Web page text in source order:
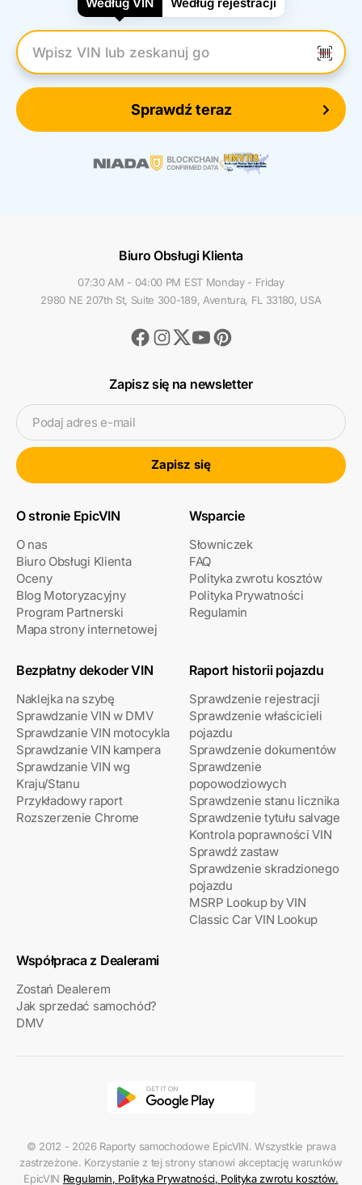
Wpisz numer VIN
Sprawdź teraz
Biuro Obsługi Klienta
07:30 AM - 04:00 PM EST Monday - Friday
2980 NE 207th St, Suite 300-189, Aventura, FL 33180, USA
Facebook
Instagram
TwitterYoutubePinterest
Zapisz się na newsletter
Podaj adres e-mail
Zapisz się
O stronie EpicVIN
O nas
Biuro Obsługi Klienta
Oceny
Blog Motoryzacyjny
Program Partnerski
Mapa strony internetowej
Wsparcie
Słowniczek
FAQ
Polityka zwrotu kosztów
Polityka Prywatności
Regulamin
Bezpłatny dekoder VIN
Naklejka na szybę
Sprawdzanie VIN w DMV
Sprawdzanie VIN motocykla
Sprawdzanie VIN kampera
Sprawdzanie VIN wg
Kraju/Stanu
Przykładowy raport
Rozszerzenie Chrome
Raport historii pojazdu
Sprawdzenie rejestracji
Sprawdzenie właścicieli
pojazdu
Sprawdzenie dokumentów
Sprawdzenie
popowodziowych
Sprawdzenie stanu licznika
Sprawdzenie tytułu salvage
Kontrola poprawności VIN
Sprawdź zastaw
Sprawdzenie skradzionego
pojazdu
MSRP Lookup by VIN
Classic Car VIN Lookup
Współpraca z Dealerami
Zostań Dealerem
Jak sprzedać samochód?
DMV
© 2012 - 2026 Raporty samochodowe EpicVIN. Wszystkie prawa
zastrzeżone. Korzystanie z tej strony stanowi akceptację warunków
EpicVIN Regulamin, Polityka Prywatności, Polityka zwrotu kosztów.